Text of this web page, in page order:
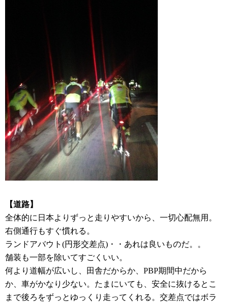
【道路】
全体的に日本よりずっと走りやすいから、一切心配無用。
右側通行もすぐ慣れる。
ランドアバウト(円形交差点)・・あれは良いものだ。。
舗装も一部を除いてすごくいい。
何より道幅が広いし、田舎だからか、PBP期間中だから
か、車がかなり少ない。たまにいても、安全に抜けるとこ
まで後ろをずっとゆっくり走ってくれる。交差点ではボラ